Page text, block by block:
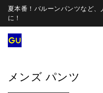
夏本番！バルーンパンツなど
に！
メンズ パンツ